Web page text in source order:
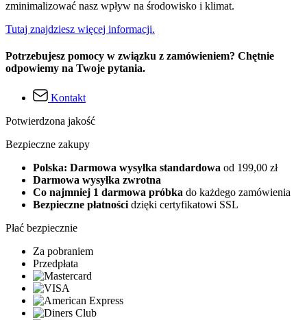
zminimalizować nasz wpływ na środowisko i klimat.
Tutaj znajdziesz więcej informacji.
Potrzebujesz pomocy w związku z zamówieniem? Chętnie
odpowiemy na Twoje pytania.
Kontakt
Potwierdzona jakość
Bezpieczne zakupy
Polska: Darmowa wysyłka standardowa od 199,00 zł
Darmowa wysyłka zwrotna
Co najmniej 1 darmowa próbka do każdego zamówienia
Bezpieczne płatności dzięki certyfikatowi SSL
Płać bezpiecznie
Za pobraniem
Przedpłata